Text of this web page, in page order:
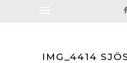
IMG_4414